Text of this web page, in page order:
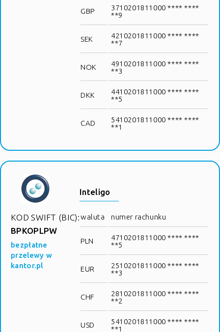
GBP
3710201811000 **** ****
**9
SEK
4210201811000 **** ****
**7
NOK
4910201811000 **** ****
**3
DKK
4410201811000 **** ****
**5
CAD
5410201811000 **** ****
**1
KOD SWIFT (BIC):
BPKOPLPW
bezpłatne
przelewy w
kantor.pl
Inteligo
waluta numer rachunku
PLN
4710201811000 **** ****
**5
EUR
2510201811000 **** ****
**3
CHF
2810201811000 **** ****
**2
USD
5410201811000 **** ****
**1